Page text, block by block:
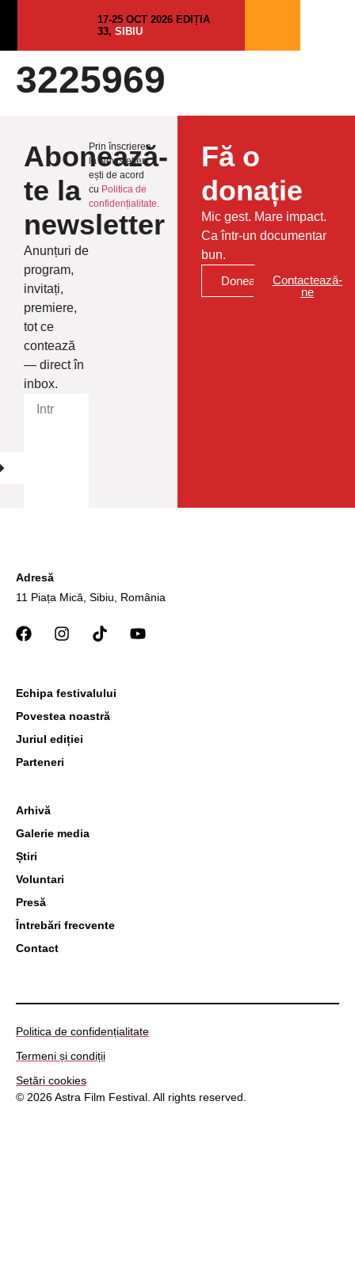
17-25 OCT 2026 EDIȚIA
33, SIBIU
3225969
Abonează-
te la
newsletter
Anunțuri de
program,
invitați,
premiere,
tot ce
contează
— direct în
inbox.
Prin înscrierea
la Newsletter
ești de acord
cu Politica de
confidențialitate.
Fă o
donație
Mic gest. Mare impact.
Ca într-un documentar
bun.
Donează
Contactează-
ne
Adresă
11 Piața Mică, Sibiu, România
Arhivă
Galerie media
Știri
Voluntari
Presă
Întrebări frecvente
Contact
Echipa festivalului
Povestea noastră
Juriul ediției
Parteneri
Politica de confidențialitate
Termeni și condiții
Setări cookies
© 2026 Astra Film Festival. All rights reserved.